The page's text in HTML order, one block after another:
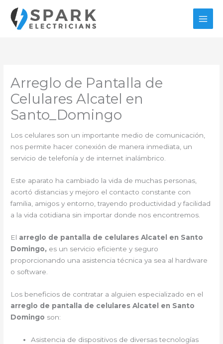
contenido
Arreglo de Pantalla de
Celulares Alcatel en
Santo_Domingo
Los celulares son un importante medio de comunicación,
nos permite hacer conexión de manera inmediata, un
servicio de telefonía y de internet inalámbrico.
Este aparato ha cambiado la vida de muchas personas,
acortó distancias y mejoro el contacto constante con
familia, amigos y entorno, trayendo productividad y facilidad
a la vida cotidiana sin importar donde nos encontremos.
El arreglo de pantalla de celulares Alcatel en Santo
Domingo, es un servicio eficiente y seguro
proporcionando una asistencia técnica ya sea al hardware
o software.
Los beneficios de contratar a alguien especializado en el
arreglo de pantalla de celulares Alcatel en Santo
Domingo son:
Asistencia de dispositivos de diversas tecnologías